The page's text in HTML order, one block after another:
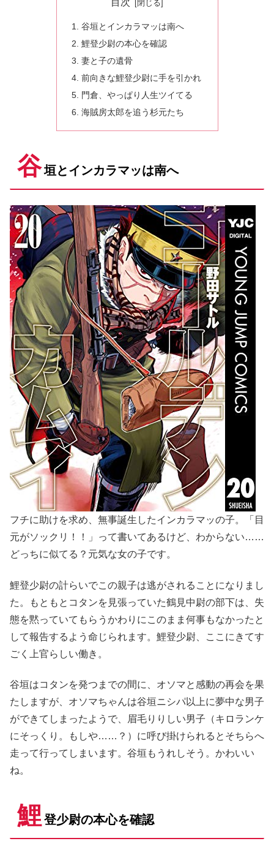
谷垣とインカラマッは南へ
鯉登少尉の本心を確認
妻と子の遺骨
前向きな鯉登少尉に手を引かれ
門倉、やっぱり人生ツイてる
海賊房太郎を追う杉元たち
谷垣とインカラマッは南へ
フチに助けを求め、無事誕生したインカラマッの子。「目
元がソックリ！！」って書いてあるけど、わからない……
どっちに似てる？元気な女の子です。
鯉登少尉の計らいでこの親子は逃がされることになりまし
た。もともとコタンを見張っていた鶴見中尉の部下は、失
態を黙っていてもらうかわりにこのまま何事もなかったと
して報告するよう命じられます。鯉登少尉、ここにきてす
ごく上官らしい働き。
谷垣はコタンを発つまでの間に、オソマと感動の再会を果
たしますが、オソマちゃんは谷垣ニシパ以上に夢中な男子
ができてしまったようで、眉毛りりしい男子（キロランケ
にそっくり。もしや……？）に呼び掛けられるとそちらへ
走って行ってしまいます。谷垣もうれしそう。かわいい
ね。
鯉 登少尉の本心を確認